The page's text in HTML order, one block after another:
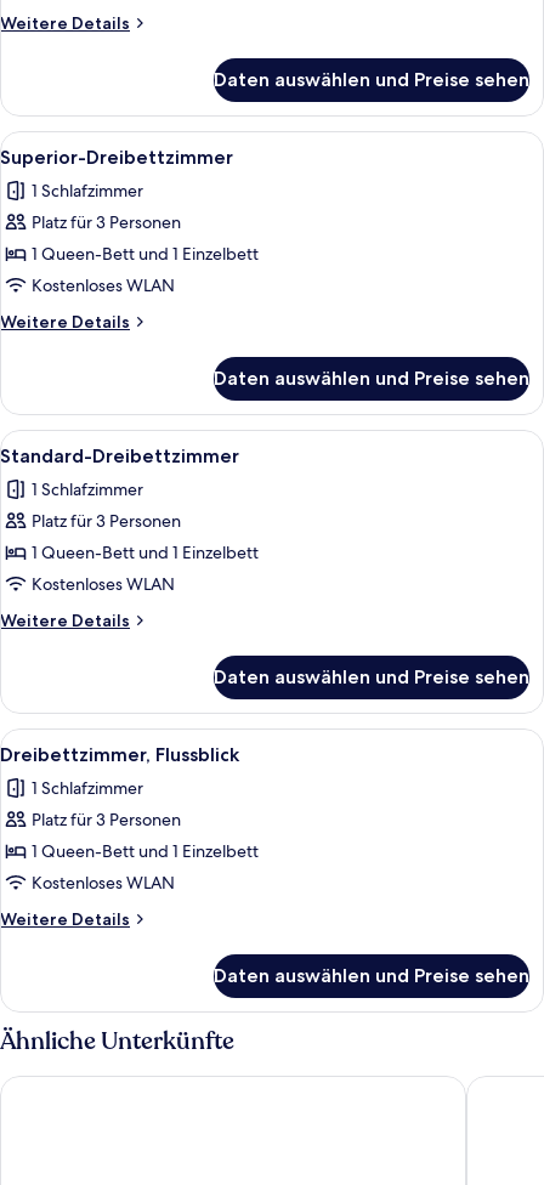
Weitere Details
Weitere
Flussblick
Daten auswählen und Preise sehen
Alle
Fotos
für
Superior-
Dreibettzimmer
anzeigen
Ein Hotelzimmer mit einem großen
8
Superior-Dreibettzimmer
1 Schlafzimmer
Platz für 3 Personen
1 Queen-Bett und 1 Einzelbett
Kostenloses WLAN
Weitere Details
Weitere
Dreibettzimmer
Daten auswählen und Preise sehen
Alle
Fotos
für
Standard-
Dreibettzimmer
anzeigen
Ein Hotelzimmer mit zwei Betten,
4
Standard-Dreibettzimmer
1 Schlafzimmer
Platz für 3 Personen
1 Queen-Bett und 1 Einzelbett
Kostenloses WLAN
Weitere Details
Weitere
Dreibettzimmer
Daten auswählen und Preise sehen
Alle
Fotos
für
Dreibettzimmer,
Flussblick
anzeigen
Ein modernes Hotelzimmer mit zwei
6
Dreibettzimmer, Flussblick
1 Schlafzimmer
Platz für 3 Personen
1 Queen-Bett und 1 Einzelbett
Kostenloses WLAN
Weitere Details
Weitere
Flussblick
Daten auswählen und Preise sehen
Ähnliche Unterkünfte
Dean's Home Budapest ibis